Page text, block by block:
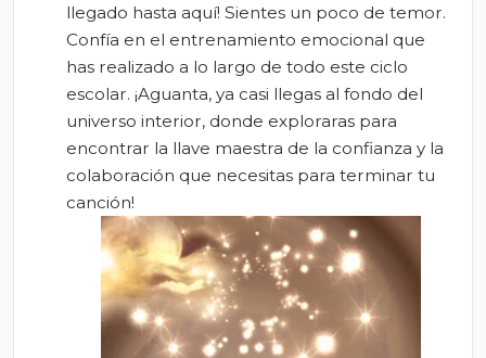
llegado hasta aquí! Sientes un poco de temor.
Confía en el entrenamiento emocional que
has realizado a lo largo de todo este ciclo
escolar. ¡Aguanta, ya casi llegas al fondo del
universo interior, donde exploraras para
encontrar la llave maestra de la confianza y la
colaboración que necesitas para terminar tu
canción!